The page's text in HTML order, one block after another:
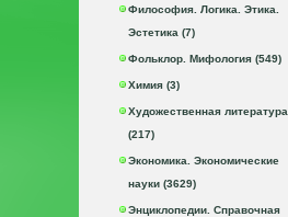
Философия. Логика. Этика.
Эстетика (7)
Фольклор. Мифология (549)
Химия (3)
Художественная литература
(217)
Экономика. Экономические
науки (3629)
Энциклопедии. Справочная